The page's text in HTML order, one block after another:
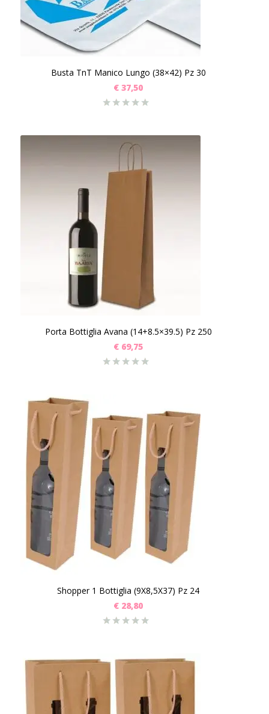
Busta TnT Manico Lungo (38×42) Pz 30
€ 37,50
Porta Bottiglia Avana (14+8.5×39.5) Pz 250
€ 69,75
Shopper 1 Bottiglia (9X8,5X37) Pz 24
€ 28,80